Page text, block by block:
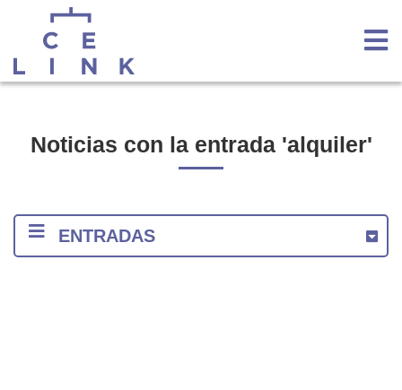
Noticias con la entrada 'alquiler'
ENTRADAS